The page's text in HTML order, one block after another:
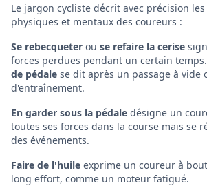
Le jargon cycliste décrit avec précision
physiques et mentaux des coureurs :
Se rebecqueter ou se refaire la cerise
forces perdues pendant un certain temps.
de pédale se dit après un passage à vide
d'entraînement.
En garder sous la pédale désigne un
toutes ses forces dans la course mais se
des événements.
Faire de l'huile exprime un coureur à
long effort, comme un moteur fatigué.